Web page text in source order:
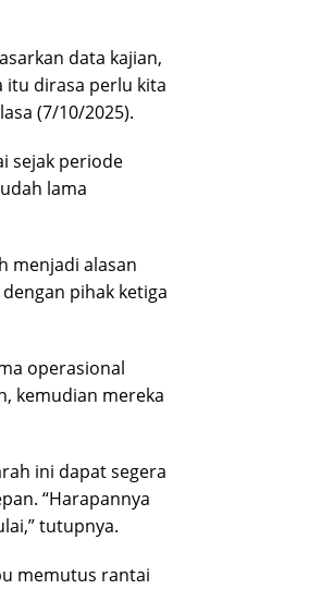
data kajian,
itu dirasa perlu kita
(7/10/2025).
sejak periode
lama
menjadi alasan
pihak ketiga
operasional
kemudian mereka
ini dapat segera
“Harapannya
tutupnya.
memutus rantai